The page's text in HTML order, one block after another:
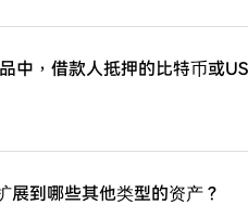
中，借款人抵押的比特币或
展到哪些其他类型的资产？